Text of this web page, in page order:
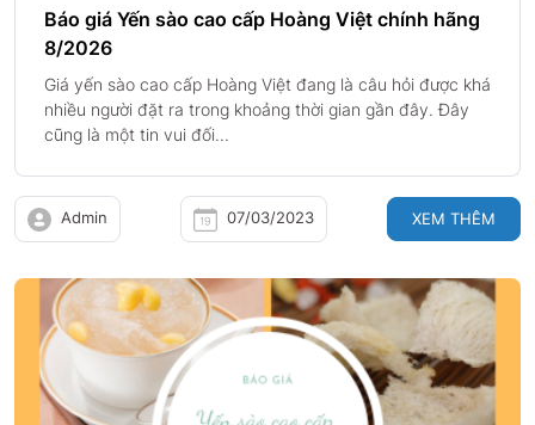
Báo giá Yến sào cao cấp Hoàng Việt chính hãng
8/2026
Giá yến sào cao cấp Hoàng Việt đang là câu hỏi được khá
nhiều người đặt ra trong khoảng thời gian gần đây. Đây
cũng là một tin vui đối...
Admin 07/03/2023 XEM THÊM